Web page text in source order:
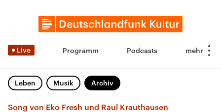
Live Programm Podcasts
Leben Musik Archiv
Song von Eko Fresh und Raul Krauthausen